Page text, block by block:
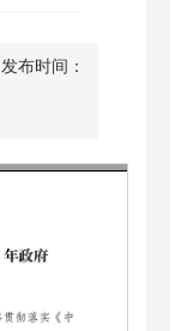
发布时间：